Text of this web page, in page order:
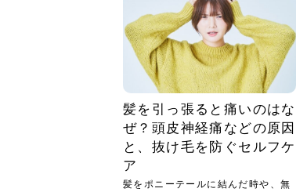
髪を引っ張ると痛いのはな
ぜ？頭皮神経痛などの原因
と、抜け毛を防ぐセルフケ
ア
髪をポニーテールに結んだ時や、無